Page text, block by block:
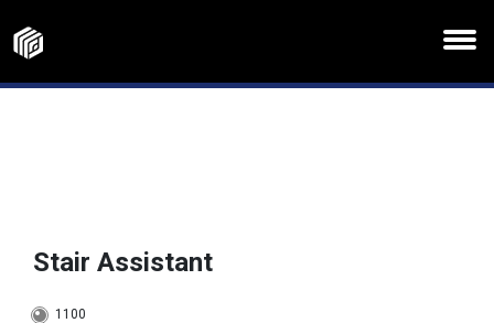
Stair Assistant
1100